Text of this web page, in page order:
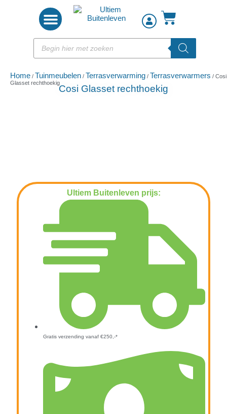
Home / Tuinmeubelen / Terrasverwarming / Terrasverwarmers / Cosi
Glasset rechthoekig
Cosi Glasset rechthoekig
Ultiem Buitenleven prijs:
Gratis verzending vanaf €250,-*